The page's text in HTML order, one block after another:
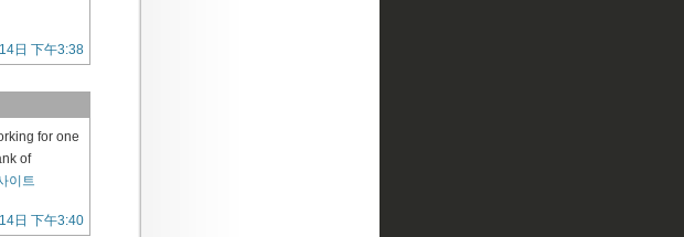
日 下午3:38
for one
of
이트
日 下午3:40